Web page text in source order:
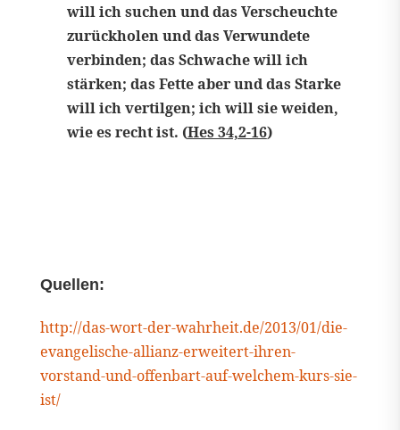
will ich suchen und das Verscheuchte
zurückholen und das Verwundete
verbinden; das Schwache will ich
stärken; das Fette aber und das Starke
will ich vertilgen; ich will sie weiden,
wie es recht ist. (Hes 34,2-16)
Quellen:
http://das-wort-der-wahrheit.de/2013/01/die-
evangelische-allianz-erweitert-ihren-
vorstand-und-offenbart-auf-welchem-kurs-sie-
ist/